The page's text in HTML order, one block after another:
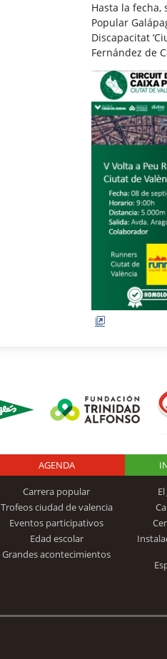
Hasta la
Popular
Discapacitat
Fernández de
Logo Fundación
Trinidad Alfonso
AGENDA
Carrera popular
Trofeos ciudad de valencia
Eventos participativos
Edad escolar
Grandes acontecimientos